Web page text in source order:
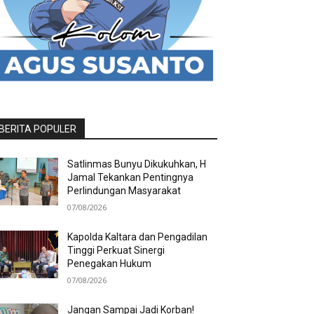
POPULER
Satlinmas Bunyu Dikukuhkan, H
Jamal Tekankan Pentingnya
Perlindungan Masyarakat
07/08/2026
Kapolda Kaltara dan Pengadilan
Tinggi Perkuat Sinergi
Penegakan Hukum
07/08/2026
Jangan Sampai Jadi Korban!